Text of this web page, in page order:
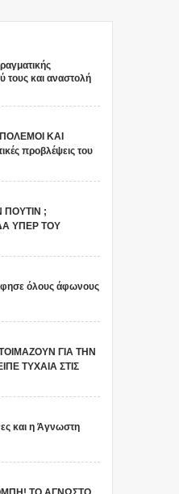
τους και αναστολή
ΚΑΙ
προβλέψεις του
ΠΟΥΤΙΝ ;
ΥΠΕΡ ΤΟΥ
όλους άφωνους
ΓΙΑ ΤΗΝ
ΤΥΧΑΙΑ ΣΤΙΣ
και η Άγνωστη